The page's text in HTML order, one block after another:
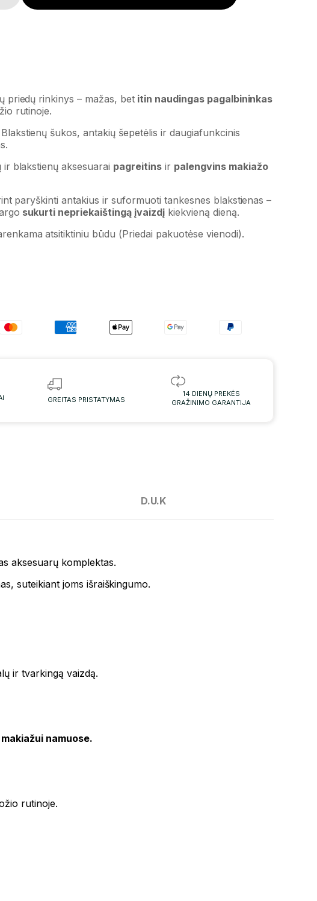
priedų rinkinys – mažas, bet itin naudingas pagalbininkas
rutinoje.
šukos, antakių šepetėlis ir daugiafunkcinis
ir blakstienų aksesuarai pagreitinsir palengvins makiažo
paryškinti antakius ir suformuoti tankesnes blakstienas –
sukurti nepriekaištingą įvaizdįkiekvieną dieną.
atsitiktiniu būdu (Priedai pakuotėse vienodi).
GREITAS PRISTATYMAS
14 DIENŲ PREKĖS
GRAŽINIMO GARANTIJA
D.U.K
aksesuarų komplektas.
suteikiant joms išraiškingumo.
ir tvarkingą vaizdą.
namuose.
rutinoje.